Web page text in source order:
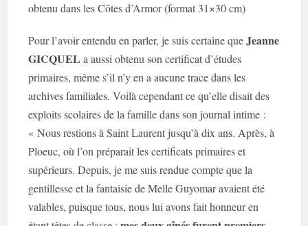
obtenu dans les Côtes d’Armor (format 31×30 cm)
Pour l’avoir entendu en parler, je suis certaine queJeanne
GICQUEL a aussi obtenu son certificat d’études
primaires, même s’il n’y en a aucune trace dans les
archives familiales. Voilà cependant ce qu’elle disait des
exploits scolaires de la famille dans son journal intime :
« Nous restions à Saint Laurent jusqu’à dix ans. Après, à
Ploeuc, où l’on préparait les certificats primaires et
supérieurs. Depuis, je me suis rendue compte que la
gentillesse et la fantaisie de Melle Guyomar avaient été
valables, puisque tous, nous lui avons fait honneur en